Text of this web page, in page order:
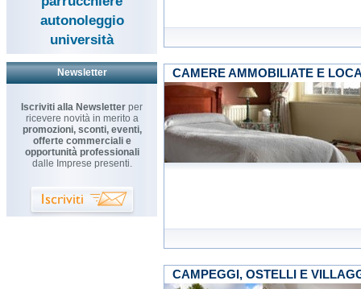
autonoleggio
università
Newsletter
Iscriviti alla Newsletter per
ricevere novità in merito a
promozioni, sconti, eventi,
offerte commerciali e
opportunità professionali
dalle Imprese presenti.
CAMERE AMMOBILIATE E
CAMPEGGI, OSTELLI E